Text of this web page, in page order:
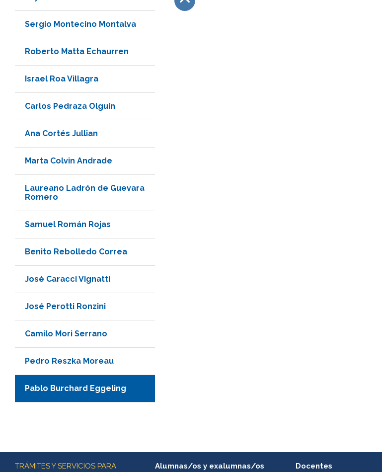
Sergio Montecino Montalva
Roberto Matta Echaurren
Israel Roa Villagra
Carlos Pedraza Olguín
Ana Cortés Jullian
Marta Colvin Andrade
Laureano Ladrón de Guevara
Romero
Samuel Román Rojas
Benito Rebolledo Correa
José Caracci Vignatti
José Perotti Ronzini
Camilo Mori Serrano
Pedro Reszka Moreau
Pablo Burchard Eggeling
Más información
TRÁMITES Y SERVICIOS PARA Alumnas/os y exalumnas/os Docentes